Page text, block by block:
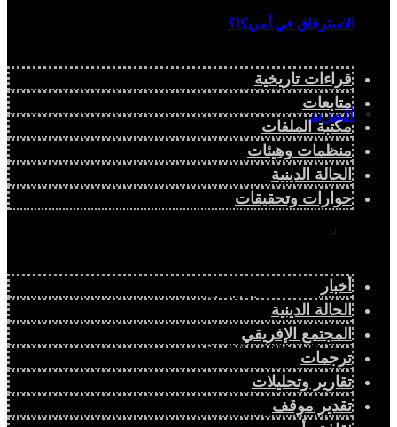
الاسترقاق في أمريكا؟
المزيد
إفريقيا في المؤشرات
الصحافة الإفريقية
المجتمع الإفريقي
قراءات تاريخية
متابعات
مكتبة الملفات
منظمات وهيئات
الحالة الدينية
حوارات وتحقيقات
أخبار
الحالة الدينية
المجتمع الإفريقي
ترجمات
تقارير وتحليلات
تقدير موقف